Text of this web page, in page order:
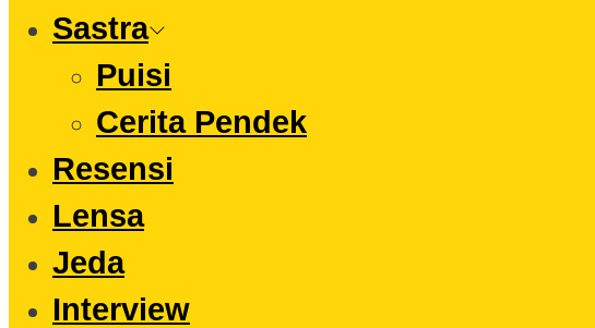
Sastra
Puisi
Cerita Pendek
Resensi
Lensa
Jeda
Interview